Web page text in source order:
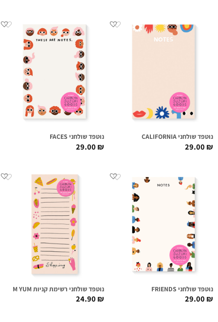
נוטפד שולחני CALIFORNIA
29.00₪
נוטפד שולחני FACES
29.00₪
נוטפד שולחני FRIENDS
29.00₪
נוטפד שולחני רשימת קניות YUM YUM
24.90₪